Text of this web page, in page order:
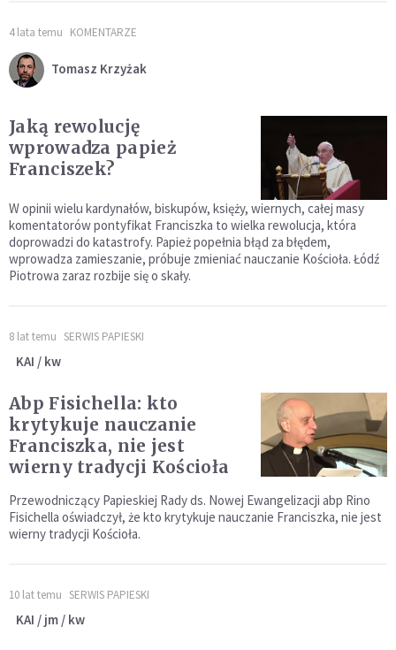
4 lata temu KOMENTARZE
Tomasz Krzyżak
Jaką rewolucję
wprowadza papież
Franciszek?
W opinii wielu kardynałów, biskupów, księży, wiernych, całej masy
komentatorów pontyfikat Franciszka to wielka rewolucja, która
doprowadzi do katastrofy. Papież popełnia błąd za błędem,
wprowadza zamieszanie, próbuje zmieniać nauczanie Kościoła. Łódź
Piotrowa zaraz rozbije się o skały.
8 lat temu SERWIS PAPIESKI
KAI / kw
Abp Fisichella: kto
krytykuje nauczanie
Franciszka, nie jest
wierny tradycji Kościoła
Przewodniczący Papieskiej Rady ds. Nowej Ewangelizacji abp Rino
Fisichella oświadczył, że kto krytykuje nauczanie Franciszka, nie jest
wierny tradycji Kościoła.
10 lat temu SERWIS PAPIESKI
KAI / jm / kw